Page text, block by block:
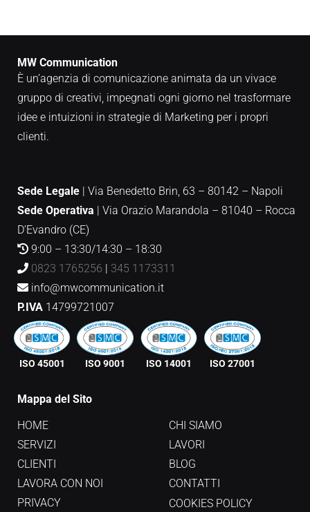
MW Communication
È un’agenzia di comunicazione animata da un vivace
gruppo di creativi, impegnati ogni giorno nel trasformare
idee e intuizioni in strategie di Marketing per i propri
clienti.
Sede Legale | Via Benedetto Brin, 63 – 80142 – Napoli
Sede Operativa
Via Orazio Marandola – 81040 – Rocca
D’Evandro (CE)
9:00 – 13:30/14:30 – 18:30
0823 1765256
345 1173311
info@mwcommunication.it
P.IVA 14799721007
ISO 45001 ISO 9001 ISO 14001 ISO 27001
Mappa del Sito
HOME
CHI SIAMO
SERVIZI
LAVORI
CLIENTI
BLOG
LAVORA CON NOI
CONTATTI
PRIVACY
COOKIES POLICY